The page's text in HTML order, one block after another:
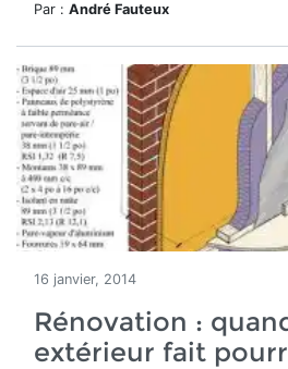
Par : André Fauteux
16 janvier, 2014
Rénovation :
extérieur fait